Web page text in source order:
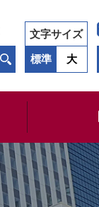
文字サイズ
標準 大